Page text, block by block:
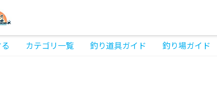
カテゴリ一覧 釣り道具ガイド 釣り場ガイド